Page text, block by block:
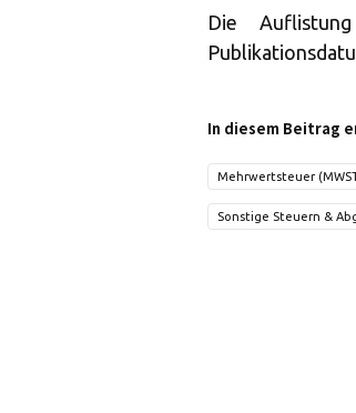
Die
In diesem Beitrag
Mehrwertsteuer
Sonstige Steuern &